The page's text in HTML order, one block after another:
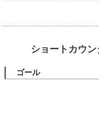
ショートカウ
ゴール